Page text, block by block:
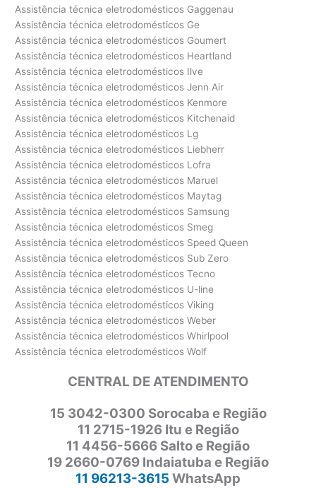
Assistência técnica eletrodomésticos Gaggenau
Assistência técnica eletrodomésticos Ge
Assistência técnica eletrodomésticos Goumert
Assistência técnica eletrodomésticos Heartland
Assistência técnica eletrodomésticos Ilve
Assistência técnica eletrodomésticos Jenn Air
Assistência técnica eletrodomésticos Kenmore
Assistência técnica eletrodomésticos Kitchenaid
Assistência técnica eletrodomésticos Lg
Assistência técnica eletrodomésticos Liebherr
Assistência técnica eletrodomésticos Lofra
Assistência técnica eletrodomésticos Maruel
Assistência técnica eletrodomésticos Maytag
Assistência técnica eletrodomésticos Samsung
Assistência técnica eletrodomésticos Smeg
Assistência técnica eletrodomésticos Speed Queen
Assistência técnica eletrodomésticos Sub Zero
Assistência técnica eletrodomésticos Tecno
Assistência técnica eletrodomésticos U-line
Assistência técnica eletrodomésticos Viking
Assistência técnica eletrodomésticos Weber
Assistência técnica eletrodomésticos Whirlpool
Assistência técnica eletrodomésticos Wolf
CENTRAL DE ATENDIMENTO
15 3042-0300 Sorocaba e Região
11 2715-1926 Itu e Região
11 4456-5666 Salto e Região
19 2660-0769 Indaiatuba e Região
11 96213-3615 WhatsApp